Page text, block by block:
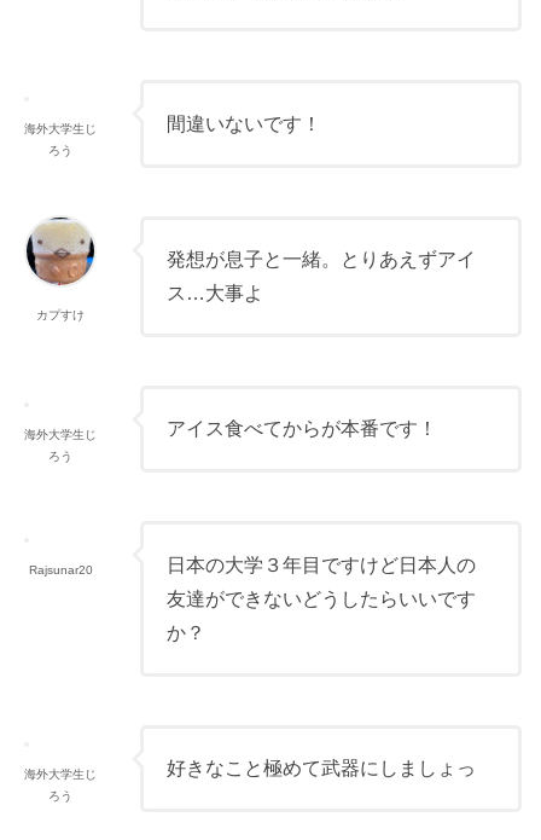
海外大学生じ
ろう
間違いないです！
カプすけ
発想が息子と一緒。とりあえずアイ
ス…大事よ
海外大学生じ
ろう
アイス食べてからが本番です！
Rajsunar20
日本の大学３年目ですけど日本人の
友達ができないどうしたらいいです
か？
海外大学生じ
ろう
好きなこと極めて武器にしましょっ